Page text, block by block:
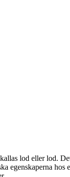
lod eller lod.
egenskaperna hos